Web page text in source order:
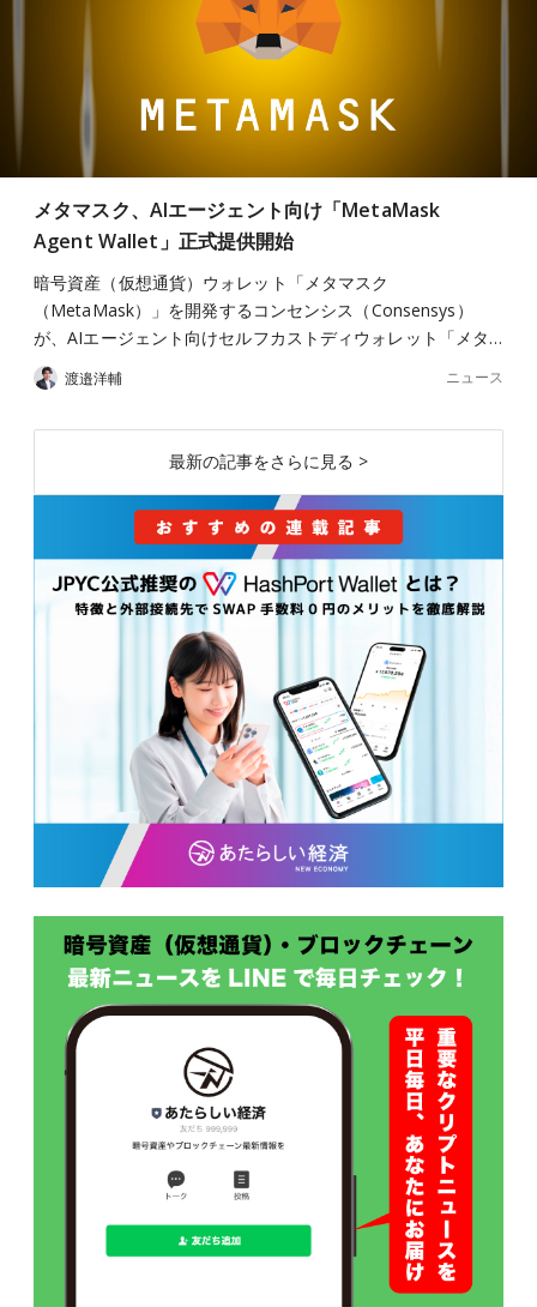
メタマスク、AIエージェント向け「MetaMask
Agent Wallet」正式提供開始
暗号資産（仮想通貨）ウォレット「メタマスク
（MetaMask）」を開発するコンセンシス（Consensys）
が、AIエージェント向けセルフカストディウォレット「メタ…
渡邉洋輔 ニュース
最新の記事をさらに見る >